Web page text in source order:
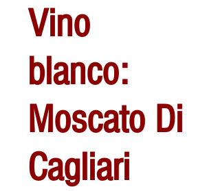
Vino
blanco:
Moscato Di
Cagliari